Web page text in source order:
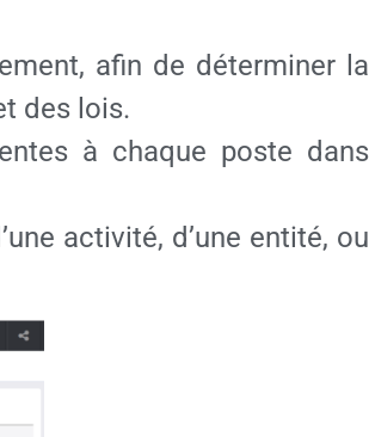
afin de déterminer la
des lois.
à chaque poste dans
activité, d’une entité, ou